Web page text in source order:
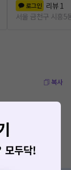
로그인 리뷰 1
서울 금천구 시흥5
복사